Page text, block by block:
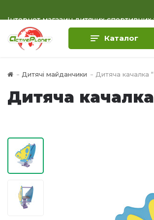
Інтернет магазин дитячих спортивних
Каталог
Дитячі майданчики Дитяча качалка
Дитяча